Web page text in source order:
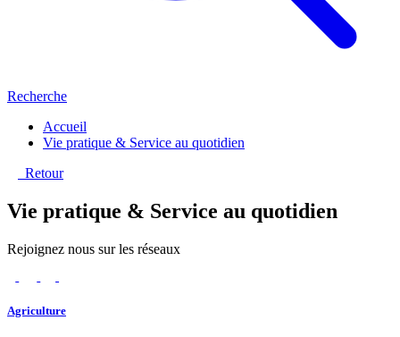
Recherche
Accueil
Vie pratique & Service au quotidien
Retour
Vie pratique & Service au quotidien
Rejoignez nous sur les réseaux
Agriculture